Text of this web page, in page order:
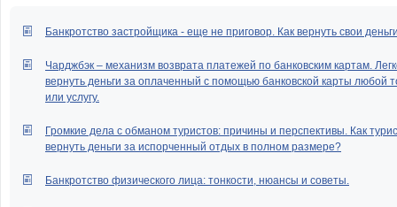
Банкротство застройщика - еще не приговор. Как вернуть свои
Чарджбэк – механизм возврата платежей по банковским картам.
вернуть деньги за оплаченный с помощью банковской карты любой
или услугу.
Громкие дела с обманом туристов: причины и перспективы. Как
вернуть деньги за испорченный отдых в полном размере?
Банкротство физического лица: тонкости, нюансы и советы.